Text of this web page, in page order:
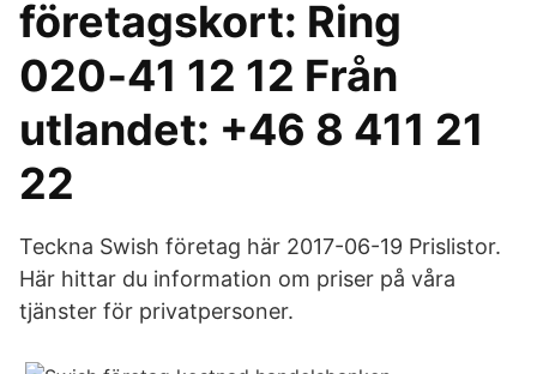
företagskort: Ring
020‑41 12 12 Från
utlandet: +46 8 411 21
22
Teckna Swish företag här 2017-06-19 Prislistor.
Här hittar du information om priser på våra
tjänster för privatpersoner.